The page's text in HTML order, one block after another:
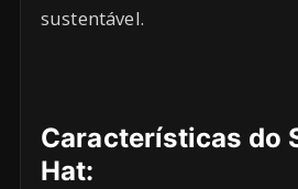
sustentável.
Características do
Hat: